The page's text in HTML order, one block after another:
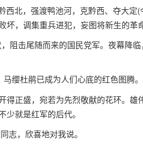
北，强渡鸭池河，克黔西、夺大
，调集重兵进犯，妄图将新生的革
阻击尾随而来的国民党军。夜幕降
缨杜鹃已成为人们心底的红色图腾。
正盛，宛若为先烈敬献的花环。
就是红军的后代。
志，欣喜地对我说。